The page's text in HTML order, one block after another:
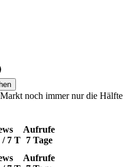
noch immer nur die Hälfte
/ 7 T
Aufrufe
7 Tage
Aufrufe